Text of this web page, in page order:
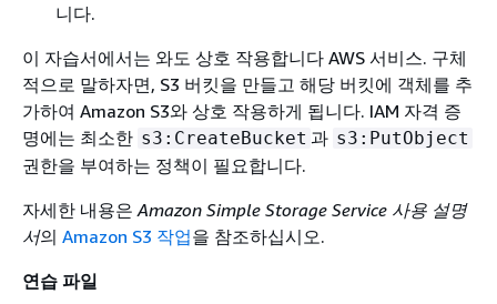
니다.
이 자습서에서는 와도 상호 작용합니다 AWS 서비스. 구체
적으로 말하자면, S3 버킷을 만들고 해당 버킷에 객체를 추
가하여 Amazon S3와 상호 작용하게 됩니다. IAM 자격 증
명에는 최소한 s3:CreateBucket 과 s3:PutObject
권한을 부여하는 정책이 필요합니다.
자세한 내용은 Amazon Simple Storage Service 사용 설명
서의 Amazon S3 작업을 참조하십시오.
연습 파일